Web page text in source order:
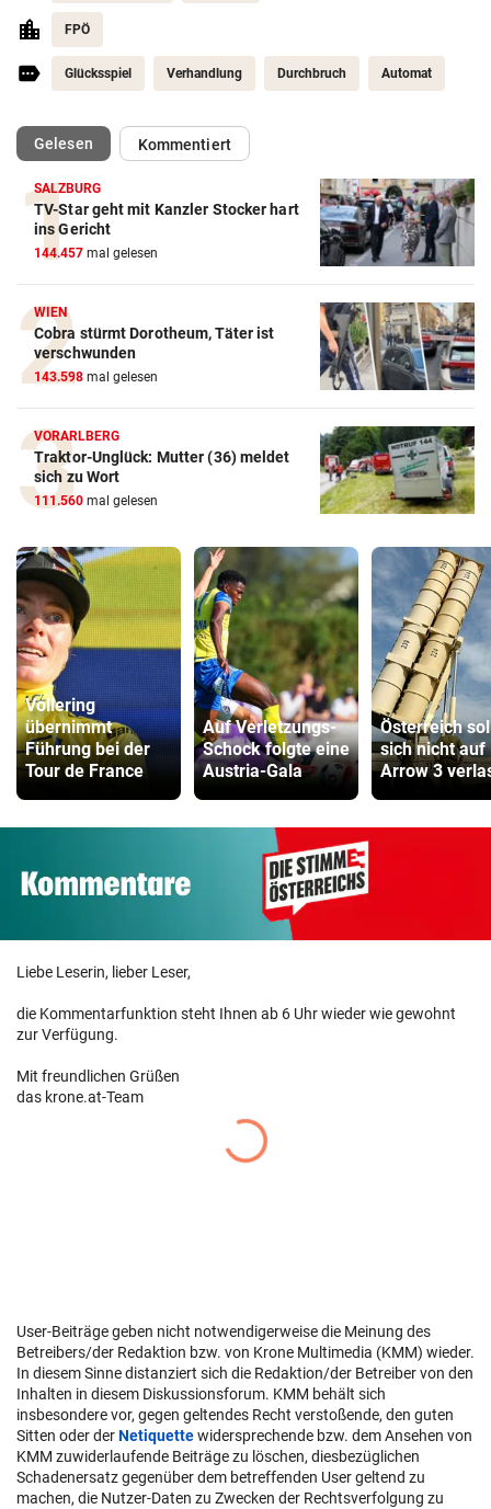
FPÖ
Glücksspiel Verhandlung Durchbruch Automat
Gelesen(ausgewählt)Kommentiert
SALZBURG
TV-Star geht mit Kanzler Stocker hart
ins Gericht
144.457 mal gelesen
WIEN
Cobra stürmt Dorotheum, Täter ist
verschwunden
143.598 mal gelesen
VORARLBERG
Traktor-Unglück: Mutter (36) meldet
sich zu Wort
111.560 mal gelesen
Vollering
übernimmt
Führung bei der
Tour de France
Auf Verletzungs-
Schock folgte eine
Austria-Gala
Österreich
sich nicht auf
Arrow 3
Liebe Leserin, lieber Leser,
die Kommentarfunktion steht Ihnen ab 6 Uhr wieder wie gewohnt
zur Verfügung.
Mit freundlichen Grüßen
das krone.at-Team
User-Beiträge geben nicht notwendigerweise die Meinung des
Betreibers/der Redaktion bzw. von Krone Multimedia (KMM) wieder.
In diesem Sinne distanziert sich die Redaktion/der Betreiber von den
Inhalten in diesem Diskussionsforum. KMM behält sich
insbesondere vor, gegen geltendes Recht verstoßende, den guten
Sitten oder derNetiquettewidersprechende bzw. dem Ansehen von
KMM zuwiderlaufende Beiträge zu löschen, diesbezüglichen
Schadenersatz gegenüber dem betreffenden User geltend zu
machen, die Nutzer-Daten zu Zwecken der Rechtsverfolgung zu